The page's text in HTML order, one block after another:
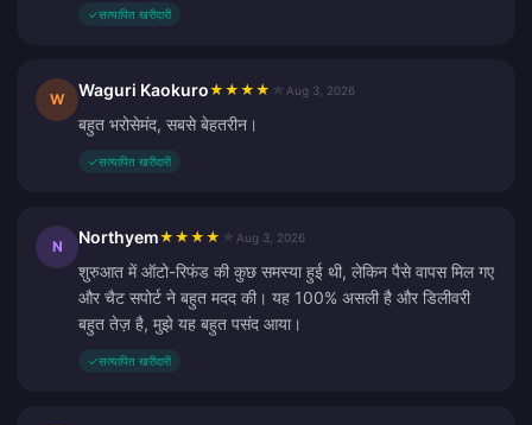
✓सत्यापित खरीदारी
W Waguri Kaokuro★ ★ ★ ★ Aug 3, 2026
बहुत भरोसेमंद, सबसे बेहतरीन।
✓सत्यापित खरीदारी
N Northyem★ ★ ★ ★ Aug 3, 2026
शुरुआत में ऑटो-रिफंड की कुछ समस्या हुई थी, लेकिन पैसे वापस मिल गए
और चैट सपोर्ट ने बहुत मदद की। यह 100% असली है और डिलीवरी
बहुत तेज़ है, मुझे यह बहुत पसंद आया।
✓सत्यापित खरीदारी